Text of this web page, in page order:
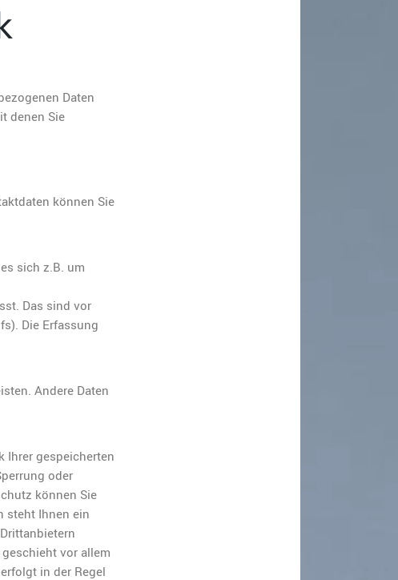
Daten
denen Sie
können Sie
sich z.B. um
Das sind vor
Die Erfassung
Andere Daten
Ihrer gespeicherten
oder
können Sie
steht Ihnen ein
vor allem
in der Regel